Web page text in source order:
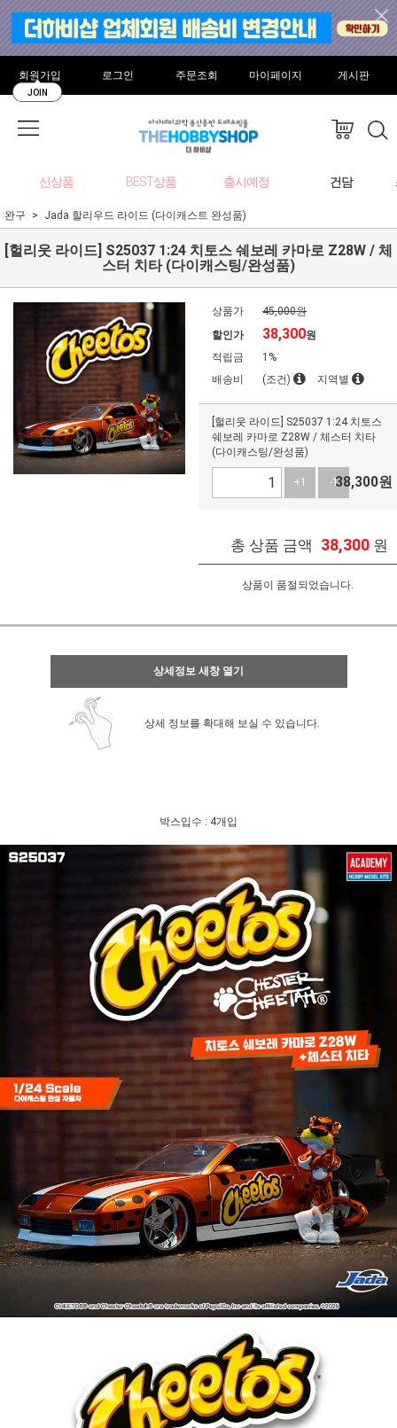
회원가입
JOIN
로그인 주문조회 마이페이지 게시판
신상품 BEST상품 출시예정 건담
완구 Jada 할리우드 라이드 (다이캐스트 완성품)
[헐리웃 라이드] S25037 1:24 치토스 쉐보레 카마로 Z28W / 체
스터 치타 (다이캐스팅/완성품)
상품가
45,000원
할인가
38,300원
적립금
1%
배송비
(조건) 지역별
[헐리웃 라이드] S25037 1:24 치토스
쉐보레 카마로 Z28W / 체스터 치타
(다이캐스팅/완성품)
+1 -138,300원
총 상품 금액 38,300 원
상품이 품절되었습니다.
상세정보 새창 열기
상세 정보를 확대해 보실 수 있습니다.
박스입수 : 4개입